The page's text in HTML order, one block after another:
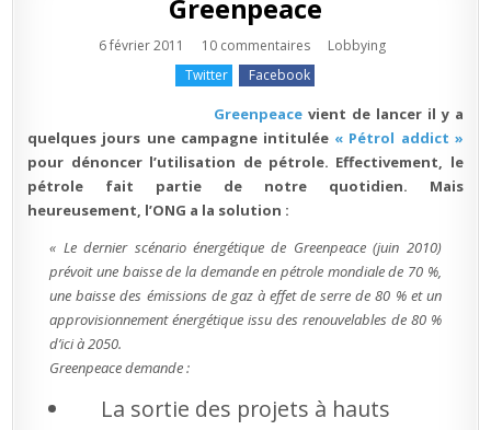
Greenpeace
6 février 2011 10 commentairessur
:
la
selon
Greenpeace
Publié
Lobbying
Twitter
Facebook
Greenpeace vient de lancer il y a
quelques jours une campagne intitulée « Pétrol addict »
pour dénoncer l’utilisation de pétrole. Effectivement, le
pétrole fait partie de notre quotidien. Mais
heureusement, l’ONG a la solution :
« Le dernier scénario énergétique de Greenpeace (juin 2010)
prévoit une baisse de la demande en pétrole mondiale de 70 %,
une baisse des émissions de gaz à effet de serre de 80 % et un
approvisionnement énergétique issu des renouvelables de 80 %
d’ici à 2050.
Greenpeace demande :
La sortie des projets à hauts